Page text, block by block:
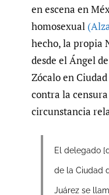
en escena en
homosexual
hecho, la propia
desde el Ángel
Zócalo en
contra la censura
circunstancia
El delegado
de la Ciudad
Juárez se